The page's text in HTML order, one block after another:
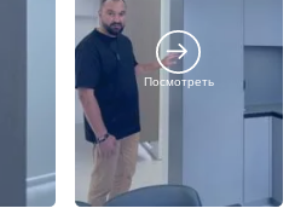
Посмотреть